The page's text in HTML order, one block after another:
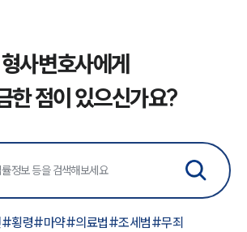
형사변호사에게
한 점이 있으신가요?
#횡령#마약#의료법#조세범#무죄